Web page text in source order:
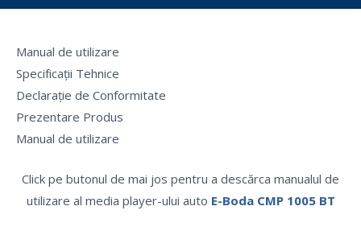
Manual de utilizare
Specificații Tehnice
Declarație de Conformitate
Prezentare Produs
Manual de utilizare
Click pe butonul de mai jos pentru a descărca manualul de
utilizare al media player-ului auto E-Boda CMP 1005 BT